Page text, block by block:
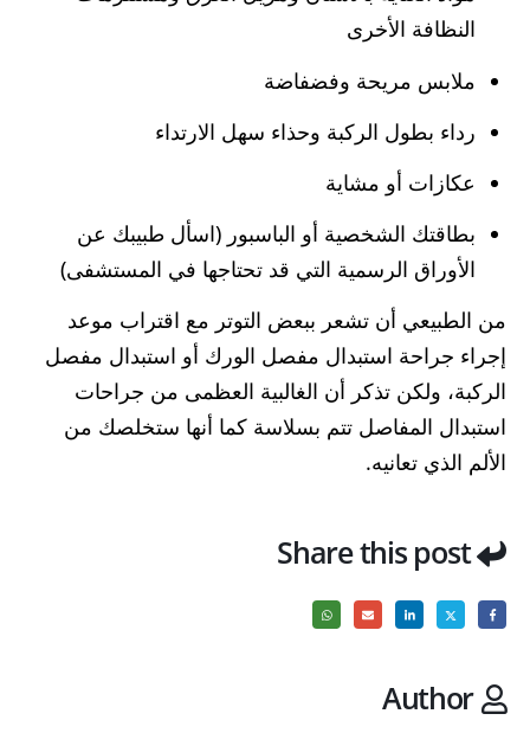
النظافة الأخرى
ملابس مريحة وفضفاضة
رداء بطول الركبة وحذاء سهل الارتداء
عكازات أو مشاية
بطاقتك الشخصية أو الباسبور (اسأل طبيبك عن
الأوراق الرسمية التي قد تحتاجها في المستشفى)
من الطبيعي أن تشعر ببعض التوتر مع اقتراب موعد
إجراء جراحة استبدال مفصل الورك أو استبدال مفصل
الركبة، ولكن تذكر أن الغالبية العظمى من جراحات
استبدال المفاصل تتم بسلاسة كما أنها ستخلصك من
الألم الذي تعانيه.
Share this post
Author